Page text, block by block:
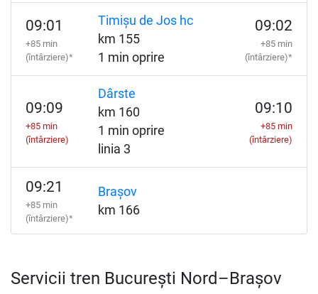
09:01
+85 min
(întârziere)*
Timișu de Jos hc
km 155
1 min oprire
09:02
+85 min
(întârziere)*
09:09
+85 min
(întârziere)
Dârste
km 160
1 min oprire
linia 3
09:10
+85 min
(întârziere)
09:21
+85 min
(întârziere)*
Brașov
km 166
Servicii tren București Nord–Brașov